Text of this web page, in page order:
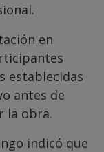
en
establecidas
antes de
la obra.
indicó que